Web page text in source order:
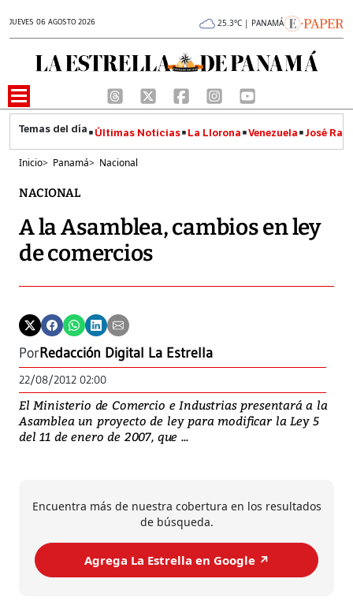
JUEVES 06 AGOSTO 2026 25.3°C | PANAMÁ
Últimas Noticias La Llorona Venezuela José
Inicio> Panamá> Nacional
NACIONAL
A la Asamblea, cambios en ley
de comercios
PorRedacción Digital La Estrella
22/08/2012 02:00
El Ministerio de Comercio e Industrias presentará a la
Asamblea un proyecto de ley para modificar la Ley 5
del 11 de enero de 2007, que ...
Encuentra más de nuestra cobertura en los resultados
de búsqueda.
Agrega La Estrella en Google ↗️